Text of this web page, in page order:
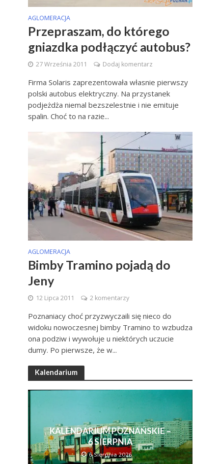
AGLOMERACJA
Przepraszam, do którego
gniazdka podłączyć autobus?
27 Września 2011 Dodaj komentarz
Firma Solaris zaprezentowała własnie pierwszy
polski autobus elektryczny. Na przystanek
podjeżdża niemal bezszelestnie i nie emituje
spalin. Choć to na razie...
AGLOMERACJA
Bimby Tramino pojadą do
Jeny
12 Lipca 2011 2 komentarzy
Poznaniacy choć przyzwyczaili się nieco do
widoku nowoczesnej bimby Tramino to wzbudza
ona podziw i wywołuje u niektórych uczucie
dumy. Po pierwsze, że w...
Kalendarium
KALENDARIUM POZNAŃSKIE –
6 SIERPNIA
6 Sierpnia 2026